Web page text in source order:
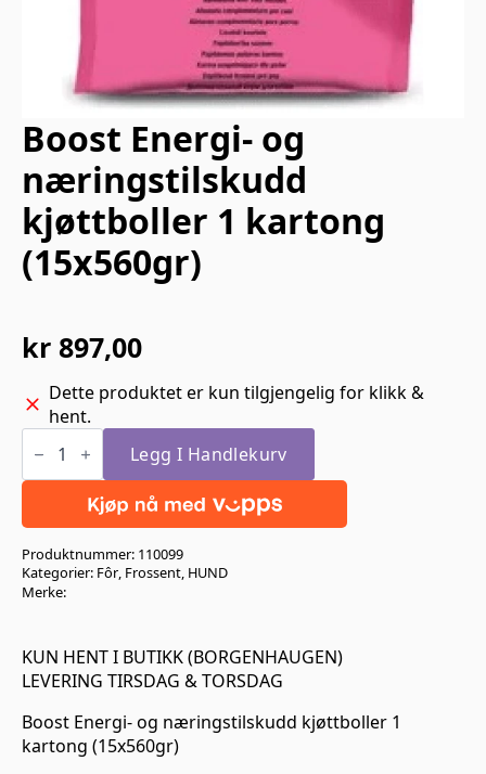
Boost Energi- og
næringstilskudd
kjøttboller 1 kartong
(15x560gr)
kr 897,00
Dette produktet er kun tilgjengelig for klikk &
hent.
Boost
Energi-
næringstilskudd
kjøttboller
1
(15x560gr)
antall
Legg I Handlekurv
Produktnummer: 110099
Kategorier: Fôr, Frossent, HUND
Merke:
KUN HENT I BUTIKK (BORGENHAUGEN)
LEVERING TIRSDAG & TORSDAG
Boost Energi- og næringstilskudd kjøttboller 1
kartong (15x560gr)